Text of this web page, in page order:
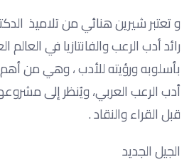
و تعتبر شيرين هنائي من تلاميذ
رائد أدب الرعب والفانتازيا في العالم
بأسلوبه ورؤيته للأدب ، وهي من
أدب الرعب العربي، ويُنظر إلى
قبل القراء والنقاد .
الجيل الجديد